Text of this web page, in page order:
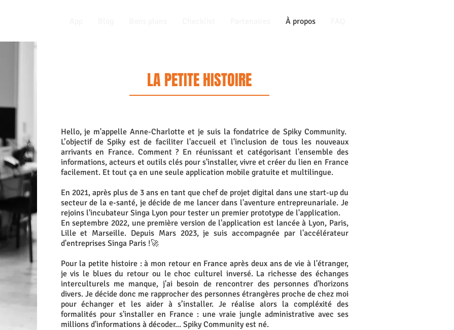
À propos
LA PETITE HISTOIRE
Hello, je m'appelle Anne-Charlotte et je suis la fondatrice de Spiky Community.
L’objectif de Spiky est de faciliter l'accueil et l'inclusion de tous les nouveaux
arrivants en France. Comment ? En réunissant et catégorisant l'ensemble des
informations, acteurs et outils clés pour s'installer, vivre et créer du lien en France
facilement. Et tout ça en une seule application mobile gratuite et multilingue.
En 2021, après plus de 3 ans en tant que chef de projet digital dans une start-up du
secteur de la e-santé, je décide de me lancer dans l'aventure entrepreunariale. Je
rejoins l'incubateur Singa Lyon pour tester un premier prototype de l'application.
En septembre 2022, une première version de l'application est lancée à Lyon, Paris,
Lille et Marseille. Depuis Mars 2023, je suis accompagnée par l'accélérateur
d'entreprises Singa Paris !🚀
Pour la petite histoire : à mon retouren France après deux ans de vie à l'étranger,
je vis le blues du retour ou le choc culturel inversé. La richesse des échanges
interculturels me manque, j'ai besoin de rencontrer des personnes d'horizons
divers. Je décide donc me rapprocher des personnes étrangères prochede chez moi
pour échanger et les aider à s’installer. Je réalise alors la compléxité des
formalités pour s'installer en France : une vraie jungle administrative avec ses
millions d'informations à décoder... Spiky Community est né.